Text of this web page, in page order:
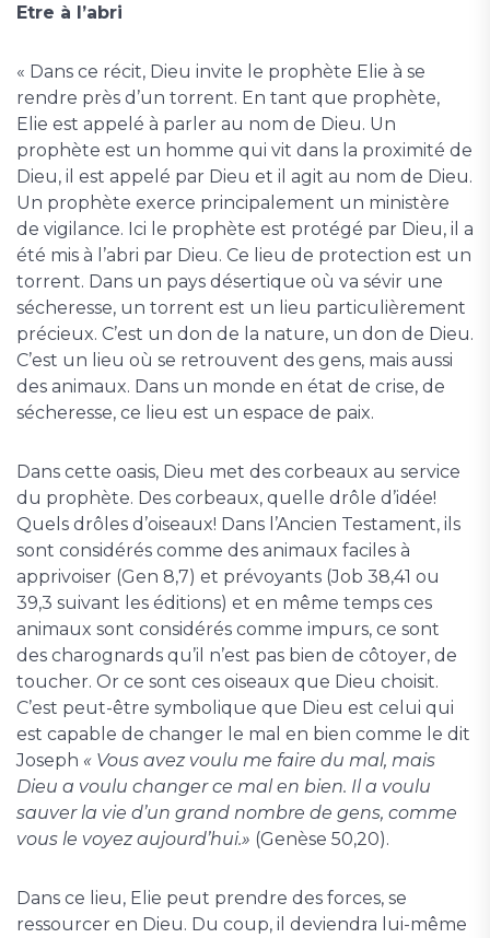
Etre à l’abri
« Dans ce récit, Dieu invite le prophète Elie à se
rendre près d’un torrent. En tant que prophète,
Elie est appelé à parler au nom de Dieu. Un
prophète est un homme qui vit dans la proximité de
Dieu, il est appelé par Dieu et il agit au nom de Dieu.
Un prophète exerce principalement un ministère
de vigilance. Ici le prophète est protégé par Dieu, il a
été mis à l’abri par Dieu. Ce lieu de protection est un
torrent. Dans un pays désertique où va sévir une
sécheresse, un torrent est un lieu particulièrement
précieux. C’est un don de la nature, un don de Dieu.
C’est un lieu où se retrouvent des gens, mais aussi
des animaux. Dans un monde en état de crise, de
sécheresse, ce lieu est un espace de paix.
Dans cette oasis, Dieu met des corbeaux au service
du prophète. Des corbeaux, quelle drôle d’idée!
Quels drôles d’oiseaux! Dans l’Ancien Testament, ils
sont considérés comme des animaux faciles à
apprivoiser (Gen 8,7) et prévoyants (Job 38,41 ou
39,3 suivant les éditions) et en même temps ces
animaux sont considérés comme impurs, ce sont
des charognards qu’il n’est pas bien de côtoyer, de
toucher. Or ce sont ces oiseaux que Dieu choisit.
C’est peut-être symbolique que Dieu est celui qui
est capable de changer le mal en bien comme le dit
Joseph « Vous avez voulu me faire du mal, mais
Dieu a voulu changer ce mal en bien. Il a voulu
sauver la vie d’un grand nombre de gens, comme
vous le voyez aujourd’hui.» (Genèse 50,20).
Dans ce lieu, Elie peut prendre des forces, se
ressourcer en Dieu. Du coup, il deviendra lui-même